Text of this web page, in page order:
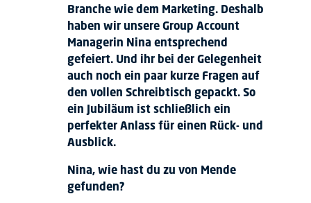
Branche wie dem Marketing. Deshalb
haben wir unsere Group Account
Managerin Nina entsprechend
gefeiert. Und ihr bei der Gelegenheit
auch noch ein paar kurze Fragen auf
den vollen Schreibtisch gepackt. So
ein Jubiläum ist schließlich ein
perfekter Anlass für einen Rück- und
Ausblick.
Nina, wie hast du zu von Mende
gefunden?